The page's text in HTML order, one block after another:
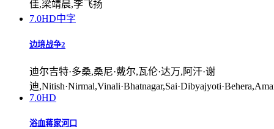
佳,梁靖晨,李飞扬
7.0HD中字
边境战争2
迪尔吉特·多桑,桑尼·戴尔,瓦伦·达万,阿汗·谢
迪
7.0HD
浴血蒋家河口